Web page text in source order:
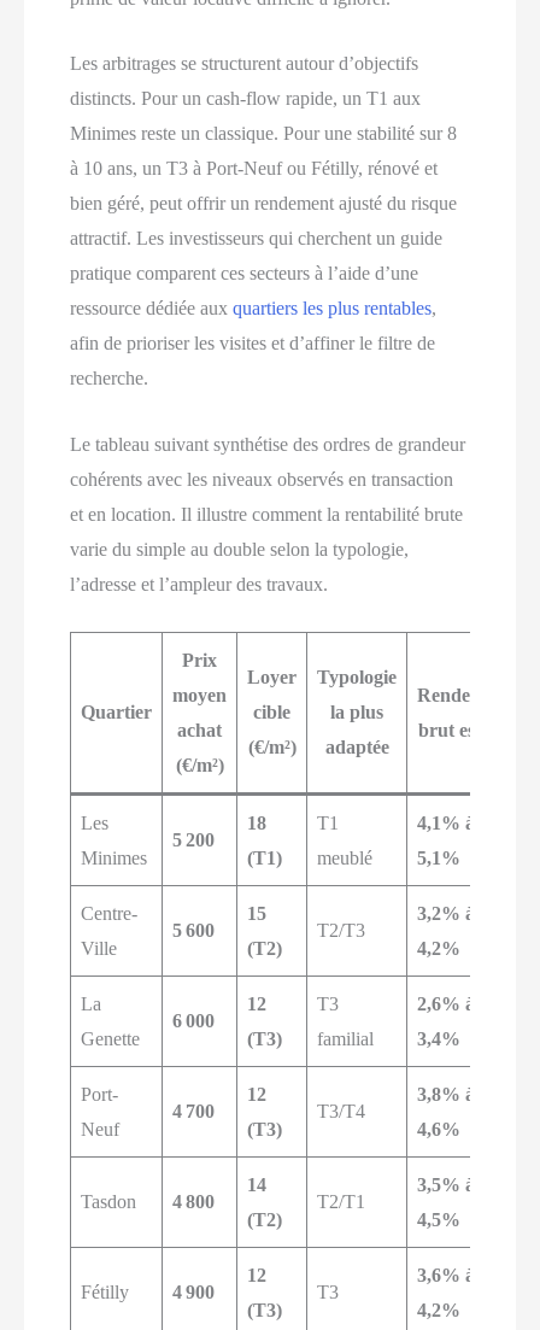
Les arbitrages se structurent autour d’objectifs
distincts. Pour un cash-flow rapide, un T1 aux
Minimes reste un classique. Pour une stabilité sur 8
à 10 ans, un T3 à Port-Neuf ou Fétilly, rénové et
bien géré, peut offrir un rendement ajusté du risque
attractif. Les investisseurs qui cherchent un guide
pratique comparent ces secteurs à l’aide d’une
ressource dédiée auxquartiers les plus rentables,
afin de prioriser les visites et d’affiner le filtre de
recherche.
Le tableau suivant synthétise des ordres de grandeur
cohérents avec les niveaux observés en transaction
et en location. Il illustre comment la rentabilité brute
varie du simple au double selon la typologie,
l’adresse et l’ampleur des travaux.
Quartier
Prix
moyen
achat
(€/m²)
Loyer
cible
(€/m²)
Typologie
la plus
adaptée
Rendement
brut estimé
Les
Minimes
5 200
18
(T1)
T1
meublé
4,1% à
5,1%
Centre-
Ville
5 600
15
(T2)
T2/T3
3,2% à
4,2%
La
Genette
6 000
12
(T3)
T3
familial
2,6% à
3,4%
Port-
Neuf
4 700
12
(T3)
T3/T4
3,8% à
4,6%
Tasdon 4 800
14
(T2)
T2/T1
3,5% à
4,5%
Fétilly 4 900
12
(T3)
T3
3,6% à
4,2%